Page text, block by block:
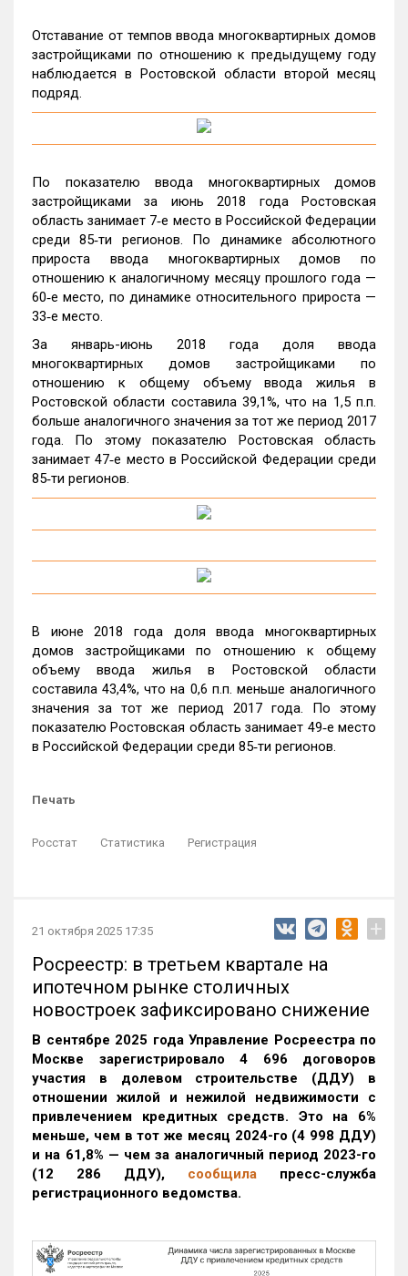
Отставание от темпов ввода многоквартирных домов
застройщиками по отношению к предыдущему году
наблюдается в Ростовской области второй месяц
подряд.
По показателю ввода многоквартирных домов
застройщиками за июнь 2018 года Ростовская
область занимает 7‑е место в Российской Федерации
среди 85‑ти регионов. По динамике абсолютного
прироста ввода многоквартирных домов по
отношению к аналогичному месяцу прошлого года —
60‑е место, по динамике относительного прироста —
33‑е место.
За январь-июнь 2018 года доля ввода
многоквартирных домов застройщиками по
отношению к общему объему ввода жилья в
Ростовской области составила 39,1%, что на 1,5 п.п.
больше аналогичного значения за тот же период 2017
года. По этому показателю Ростовская область
занимает 47‑е место в Российской Федерации среди
85‑ти регионов.
В июне 2018 года доля ввода многоквартирных
домов застройщиками по отношению к общему
объему ввода жилья в Ростовской области
составила 43,4%, что на 0,6 п.п. меньше аналогичного
значения за тот же период 2017 года. По этому
показателю Ростовская область занимает 49‑е место
в Российской Федерации среди 85‑ти регионов.
Печать
Росстат Статистика Регистрация
21 октября 2025 17:35 +
Росреестр: в третьем квартале на
ипотечном рынке столичных
новостроек зафиксировано снижение
В сентябре 2025 года Управление Росреестра по
Москве зарегистрировало 4 696 договоров
участия в долевом строительстве (ДДУ) в
отношении жилой и нежилой недвижимости с
привлечением кредитных средств. Это на 6%
меньше, чем в тот же месяц 2024-го (4 998 ДДУ)
и на 61,8% — чем за аналогичный период 2023-го
(12 286 ДДУ), сообщила пресс-служба
регистрационного ведомства.